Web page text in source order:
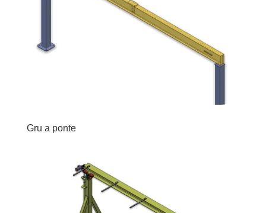
Gru a ponte